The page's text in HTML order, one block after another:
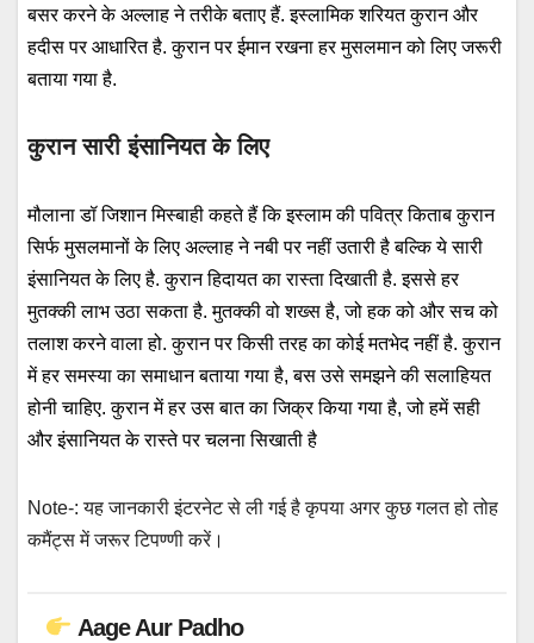
बसर करने के अल्लाह ने तरीके बताए हैं. इस्लामिक शरियत कुरान और
हदीस पर आधारित है. कुरान पर ईमान रखना हर मुसलमान को लिए जरूरी
बताया गया है.
कुरान सारी इंसानियत के लिए
मौलाना डॉ जिशान मिस्बाही कहते हैं कि इस्लाम की पवित्र किताब कुरान
सिर्फ मुसलमानों के लिए अल्लाह ने नबी पर नहीं उतारी है बल्कि ये सारी
इंसानियत के लिए है. कुरान हिदायत का रास्ता दिखाती है. इससे हर
मुतक्की लाभ उठा सकता है. मुतक्की वो शख्स है, जो हक को और सच को
तलाश करने वाला हो. कुरान पर किसी तरह का कोई मतभेद नहीं है. कुरान
में हर समस्या का समाधान बताया गया है, बस उसे समझने की सलाहियत
होनी चाहिए. कुरान में हर उस बात का जिक्र किया गया है, जो हमें सही
और इंसानियत के रास्ते पर चलना सिखाती है
Note-: यह जानकारी इंटरनेट से ली गई है कृपया अगर कुछ गलत हो तोह
कमैंट्स में जरूर टिपण्णी करें।
Aage Aur Padho